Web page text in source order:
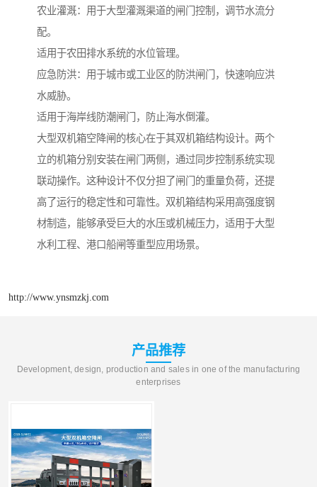
农业灌溉：用于大型灌溉渠道的闸门控制，调节水流分
配。
适用于农田排水系统的水位管理。
应急防洪：用于城市或工业区的防洪闸门，快速响应洪
水威胁。
适用于海岸线防潮闸门，防止海水倒灌。
大型双机箱空降闸的核心在于其双机箱结构设计。两个
立的机箱分别安装在闸门两侧，通过同步控制系统实现
联动操作。这种设计不仅分担了闸门的重量负荷，还提
高了运行的稳定性和可靠性。双机箱结构采用高强度钢
材制造，能够承受巨大的水压或机械压力，适用于大型
水利工程、港口船闸等重型应用场景。
http://www.ynsmzkj.com
产品推荐
Development, design, production and sales in one of the manufacturing
enterprises